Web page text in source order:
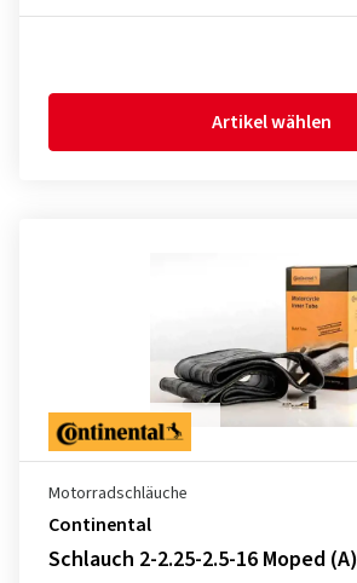
Artikel wählen
Motorradschläuche
Continental
Schlauch 2-2.25-2.5-16 Moped (A)